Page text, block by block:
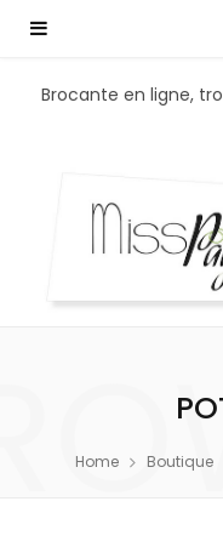
Brocante en ligne,
Home Boutique